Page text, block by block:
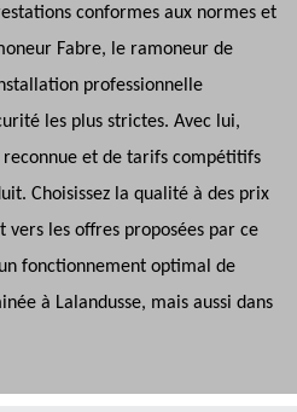
conformes aux normes et
Fabre, le ramoneur de
professionnelle
les plus strictes. Avec lui,
reconnue et de tarifs compétitifs
Choisissez la qualité à des prix
vers les offres proposées par ce
fonctionnement optimal de
à Lalandusse, mais aussi dans